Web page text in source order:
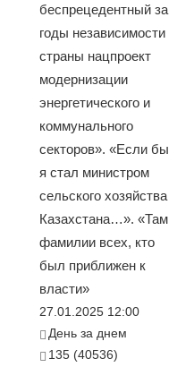
беспрецедентный за
годы независимости
страны нацпроект
модернизации
энергетического и
коммунального
секторов». «Если бы
я стал министром
сельского хозяйства
Казахстана…». «Там
фамилии всех, кто
был приближен к
власти»
27.01.2025 12:00
День за днем
135 (40536)